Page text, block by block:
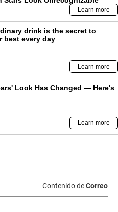
Contenido deCorreo